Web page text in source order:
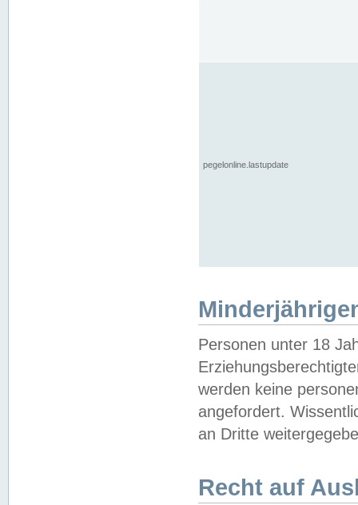
pegelonline.lastupdate
Personen unter 18
werden keine
angefordert.
an Dritte
Recht auf